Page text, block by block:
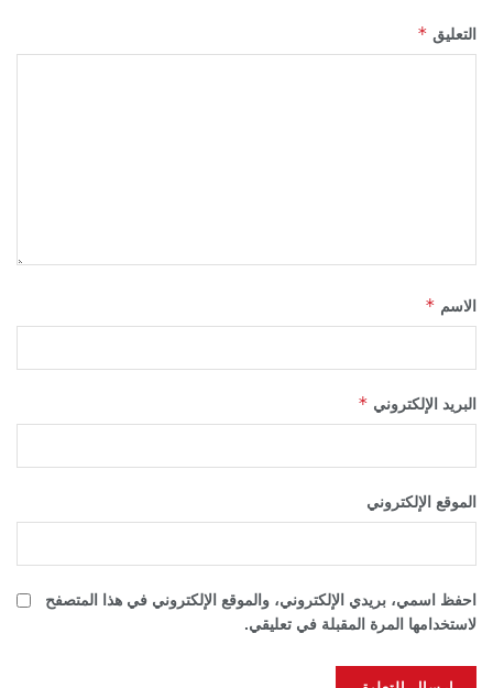
التعليق *
الاسم *
البريد الإلكتروني *
الموقع الإلكتروني
احفظ اسمي، بريدي الإلكتروني، والموقع الإلكتروني في هذا المتصفح
لاستخدامها المرة المقبلة في تعليقي.